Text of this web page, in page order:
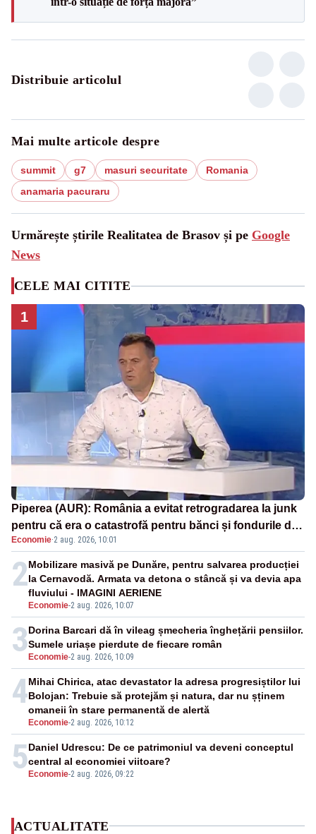
Distribuie articolul
Mai multe articole despre
summit g7 masuri securitate
Romania
anamaria pacuraru
Urmărește știrile Realitatea de Brasov și pe Google
News
CELE MAI CITITE
1
Piperea (AUR): România a evitat retrogradarea la junk
pentru că era o catastrofă pentru bănci și fondurile de
pensii
Economie·2 aug. 2026, 10:01
2
Economie-2 aug. 2026, 10:07
Mobilizare masivă pe Dunăre, pentru salvarea producției
la Cernavodă. Armata va detona o stâncă și va devia apa
fluviului - IMAGINI AERIENE
3Economie-2 aug. 2026, 10:09
Dorina Barcari dă în vileag șmecheria înghețării pensiilor.
Sumele uriașe pierdute de fiecare român
4
Economie-2 aug. 2026, 10:12
Mihai Chirica, atac devastator la adresa progresiștilor lui
Bolojan: Trebuie să protejăm și natura, dar nu șținem
omaneii în stare permanentă de alertă
5Economie-2 aug. 2026, 09:22
Daniel Udrescu: De ce patrimoniul va deveni conceptul
central al economiei viitoare?
ACTUALITATE